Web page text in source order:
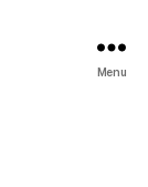
Menu